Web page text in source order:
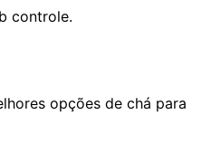
controle.
opções de chá para